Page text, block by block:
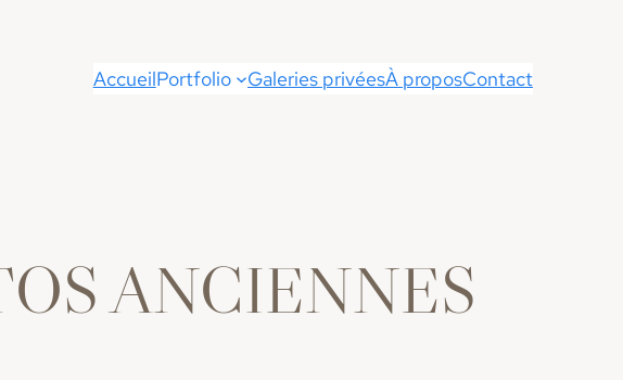
AccueilPortfolio Galeries privéesÀ proposContact
ANCIENNES